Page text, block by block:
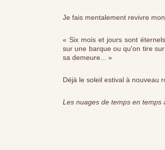
Je fais mentalement revivre
« Six mois et jours sont
sur une barque ou qu'on tire
sa demeure... »
Déjà le soleil estival à nouveau
Les nuages de temps en temps